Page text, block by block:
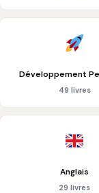
Développement
49 livres
Anglais
29 livres